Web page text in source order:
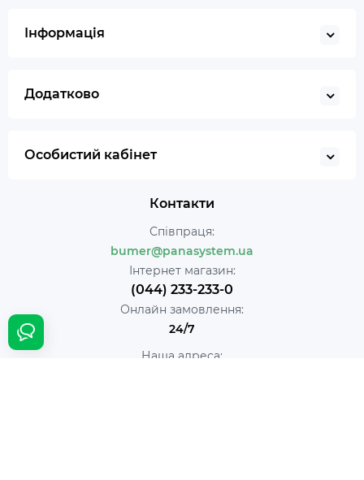
Інформація
Додатково
Особистий кабінет
Контакти
Співпраця:
bumer@panasystem.ua
Інтернет магазин:
(044) 233-233-0
Онлайн замовлення:
24/7
Наша адреса: